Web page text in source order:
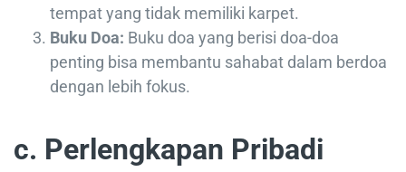
tempat yang tidak memiliki karpet.
Buku Doa: Buku doa yang berisi doa-doa
penting bisa membantu sahabat dalam berdoa
dengan lebih fokus.
c. Perlengkapan Pribadi